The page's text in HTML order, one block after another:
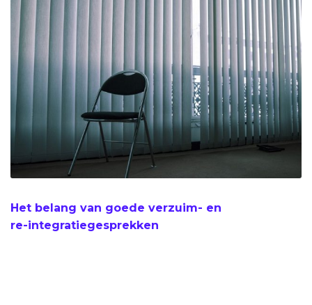
Het belang van goede verzuim- en
re-integratiegesprekken